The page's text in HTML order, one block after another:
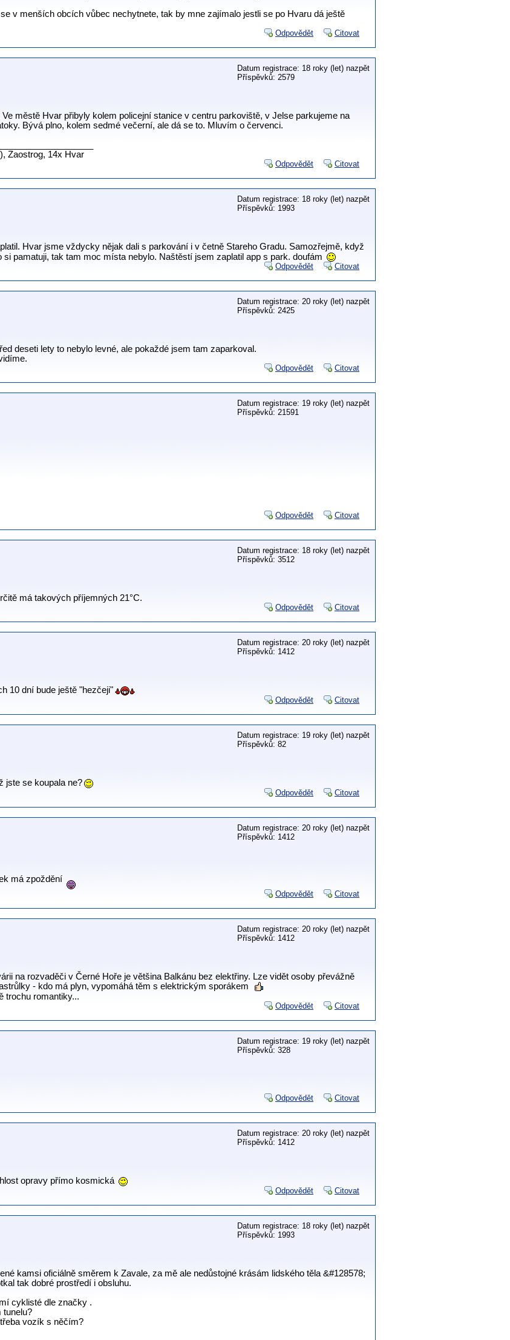
v menších obcích vůbec nechytnete, tak by mne zajímalo jestli se po Hvaru dá ještě
Odpovědět Citovat
Datum registrace: 18 roky (let) nazpět
Příspěvků: 2579
městě Hvar přibyly kolem policejní stanice v centru parkoviště, v Jelse parkujeme na
Bývá plno, kolem sedmé večerní, ale dá se to. Mluvím o červenci.
Zaostrog, 14x Hvar
Odpovědět Citovat
Datum registrace: 18 roky (let) nazpět
Příspěvků: 1993
Hvar jsme vždycky nějak dali s parkování i v četně Stareho Gradu. Samozřejmě, když
si pamatuji, tak tam moc místa nebylo. Naštěstí jsem zaplatil app s park. doufám
Odpovědět Citovat
Datum registrace: 20 roky (let) nazpět
Příspěvků: 2425
deseti lety to nebylo levné, ale pokaždé jsem tam zaparkoval.
Odpovědět Citovat
Datum registrace: 19 roky (let) nazpět
Příspěvků: 21591
Odpovědět Citovat
Datum registrace: 18 roky (let) nazpět
Příspěvků: 3512
má takových příjemných 21°C.
Odpovědět Citovat
Datum registrace: 20 roky (let) nazpět
Příspěvků: 1412
10 dní bude ještě "hezčeji"
Odpovědět Citovat
Datum registrace: 19 roky (let) nazpět
Příspěvků: 82
jste se koupala ne?
Odpovědět Citovat
Datum registrace: 20 roky (let) nazpět
Příspěvků: 1412
má zpoždění
Odpovědět Citovat
Datum registrace: 20 roky (let) nazpět
Příspěvků: 1412
na rozvaděči v Černé Hoře je většina Balkánu bez elektřiny. Lze vidět osoby převážně
- kdo má plyn, vypomáhá těm s elektrickým sporákem
trochu romantiky...
Odpovědět Citovat
Datum registrace: 19 roky (let) nazpět
Příspěvků: 328
Odpovědět Citovat
Datum registrace: 20 roky (let) nazpět
Příspěvků: 1412
opravy přímo kosmická
Odpovědět Citovat
Datum registrace: 18 roky (let) nazpět
Příspěvků: 1993
kamsi oficiálně směrem k Zavale, za mě ale nedůstojné krásám lidského těla &#128578;
tak dobré prostředí i obsluhu.
cyklisté dle značky .
tunelu?
vozík s něčím?